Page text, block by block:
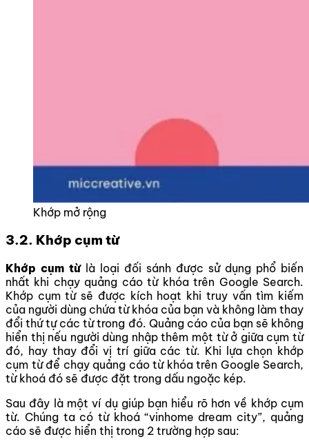
Khớp mở rộng
3.2. Khớp cụm từ
Khớp cụm từlà loại đối sánh được sử dụng phổ biến
nhất khi chạy quảng cáo từ khóa trên Google Search.
Khớp cụm từ sẽ được kích hoạt khi truy vấn tìm kiếm
của người dùng chứa từ khóa của bạn và không làm thay
đổi thứ tự các từ trong đó. Quảng cáo của bạn sẽ không
hiển thị nếu người dùng nhập thêm một từ ở giữa cụm từ
đó, hay thay đổi vị trí giữa các từ. Khi lựa chọn khớp
cụm từ để chạy quảng cáo từ khóa trên Google Search,
từ khoá đó sẽ được đặt trong dấu ngoặc kép.
Sau đây là một ví dụ giúp bạn hiểu rõ hơn về khớp cụm
từ. Chúng ta có từ khoá “vinhome dream city”, quảng
cáo sẽ được hiển thị trong 2 trường hợp sau: